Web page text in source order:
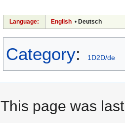
Language: English • Deutsch
Category: 1D2D/de
This page was